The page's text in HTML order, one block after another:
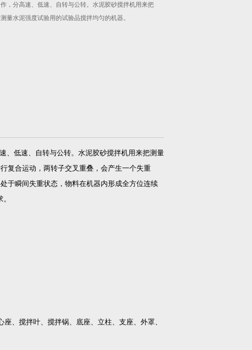
作，分高速、低速、自转与公转。水泥胶砂搅拌机用来把
测量水泥强度试验用的试验品搅拌均匀的机器。
、低速、自转与公转。水泥胶砂搅拌机用来把测量
复合运动，两转子交叉重叠，会产生一个失重
于瞬间失重状态，物料在机器内形成全方位连续
、搅拌叶、搅拌锅、底座、立柱、支座、外罩、